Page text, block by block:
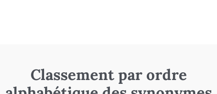
Classement par ordre